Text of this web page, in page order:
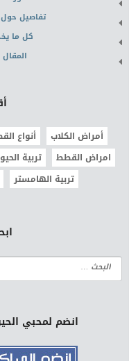
تفاصيل حول
كل ما
أمراض الكلاب أنواع
امراض القطط
تربية
تربية الهامستر
انضم لمحبي